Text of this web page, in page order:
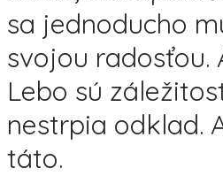
sa jednoducho
svojou radosťou.
Lebo sú
nestrpia odklad.
táto.